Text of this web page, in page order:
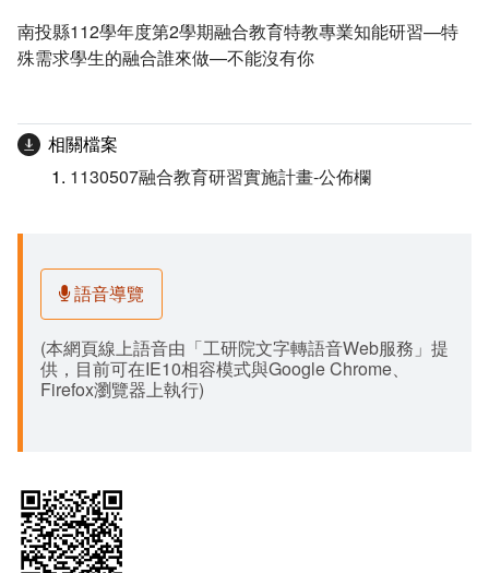
南投縣112學年度第2學期融合教育特教專業知能研習—特
殊需求學生的融合誰來做—不能沒有你
相關檔案
1130507融合教育研習實施計畫-公佈欄
語音導覽
(本網頁線上語音由「工研院文字轉語音Web服務」提
供，目前可在IE10相容模式與Google Chrome、
Firefox瀏覽器上執行)